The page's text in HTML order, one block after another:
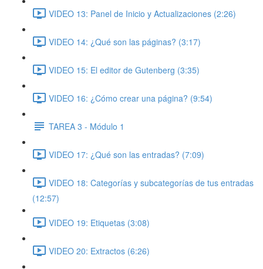
VIDEO 13: Panel de Inicio y Actualizaciones (2:26)
VIDEO 14: ¿Qué son las páginas? (3:17)
VIDEO 15: El editor de Gutenberg (3:35)
VIDEO 16: ¿Cómo crear una página? (9:54)
TAREA 3 - Módulo 1
VIDEO 17: ¿Qué son las entradas? (7:09)
VIDEO 18: Categorías y subcategorías de tus entradas
(12:57)
VIDEO 19: Etiquetas (3:08)
VIDEO 20: Extractos (6:26)